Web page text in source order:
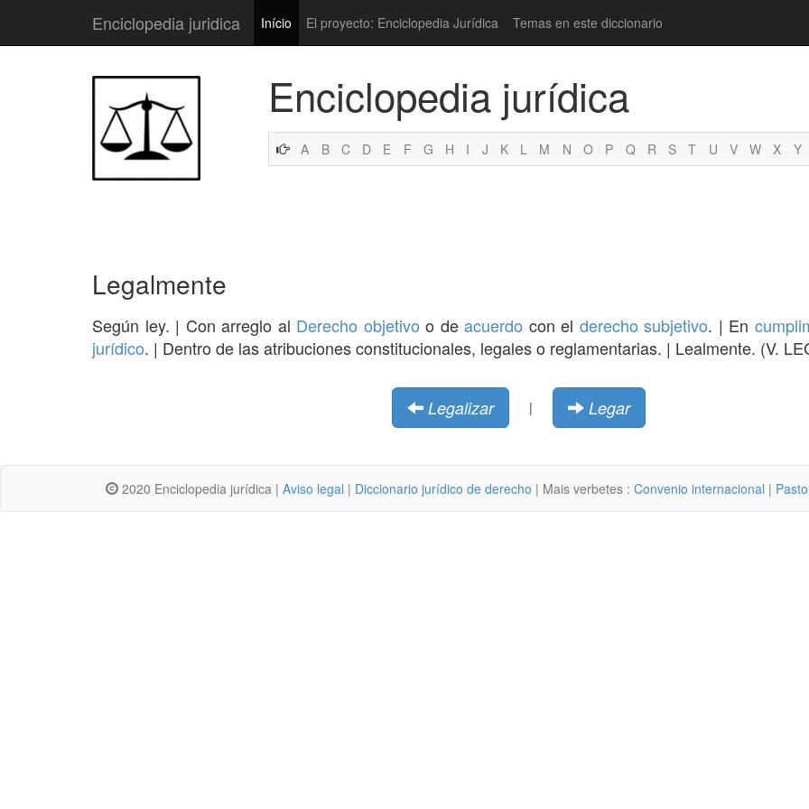
Enciclopedia juridica Início El proyecto: Enciclopedia Jurídica Temas en este diccionario
Enciclopedia jurídica
A B C D E F G H I J K L M N O P Q R S T U V W X Y
Legalmente
Según ley. | Con arreglo al Derecho objetivo o de acuerdo con el derecho subjetivo. | En
jurídico. | Dentro de las atribuciones constitucionales, legales o reglamentarias. | Lealmente. (V.
Legalizar | Legar
2020 Enciclopedia jurídica | Aviso legal | Diccionario jurídico de derecho | Mais verbetes : Convenio internacional |